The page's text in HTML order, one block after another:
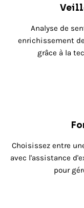
Analyse de
enrichissement
grâce à la
Choisissez entre
avec l'assistance
pour